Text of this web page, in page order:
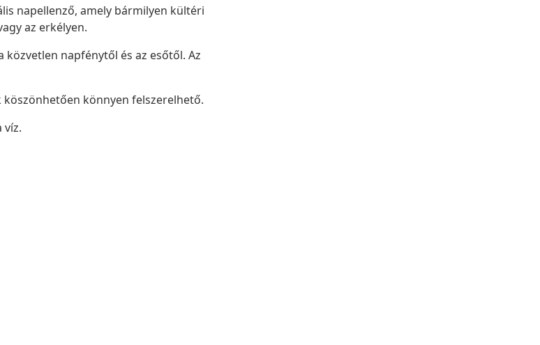
napellenző, amely bármilyen kültéri
az erkélyen.
napfénytől és az esőtől. Az
könnyen felszerelhető.
víz.